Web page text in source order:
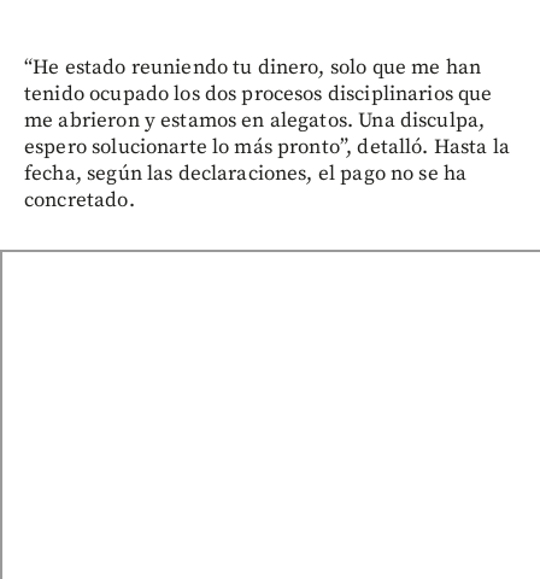
“He estado reuniendo tu dinero, solo que me han
tenido ocupado los dos procesos disciplinarios que
me abrieron y estamos en alegatos. Una disculpa,
espero solucionarte lo más pronto”, detalló. Hasta la
fecha, según las declaraciones, el pago no se ha
concretado.